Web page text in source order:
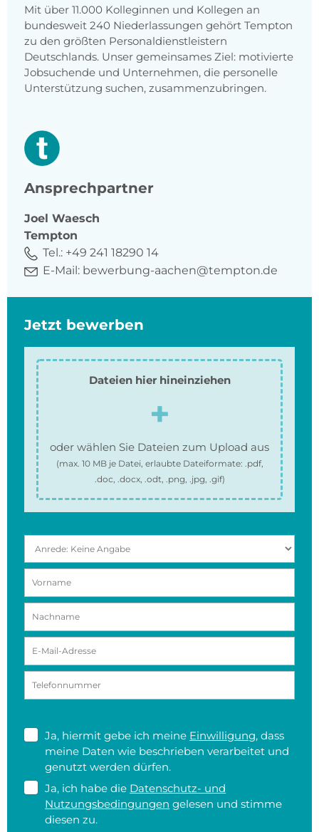
Mit über 11.000 Kolleginnen und Kollegen an
bundesweit 240 Niederlassungen gehört Tempton
zu den größten Personaldienstleistern
Deutschlands. Unser gemeinsames Ziel: motivierte
Jobsuchende und Unternehmen, die personelle
Unterstützung suchen, zusammenzubringen.
Ansprechpartner
Joel Waesch
Tempton
Tel.: +49 241 18290 14
E-Mail: bewerbung-aachen@tempton.de
Jetzt bewerben
Dateien hier hineinziehen
oder wählen Sie Dateien zum Upload aus
(max. 10 MBje Datei, erlaubte Dateiformate: .pdf,
.doc, .docx, .odt, .png, .jpg, .gif)
Ja, hiermit gebe ich meine Einwilligung, dass
meine Daten wie beschrieben verarbeitet und
genutzt werden dürfen.
Ja, ich habe die Datenschutz- und
Nutzungsbedingungen gelesen und stimme
diesen zu.